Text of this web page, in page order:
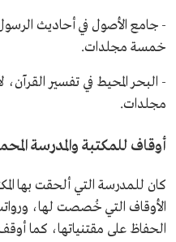
- جامع الأصول في أحاديث
خمسة مجلدات.
- البحر المحيط في تفسير القرآن،
مجلدات.
أوقاف للمكتبة والمدرسة
كان للمدرسة التي ألحقت بها
الأوقاف التي خُصصت لها،
الحفاظ على مقتنياتها، كما